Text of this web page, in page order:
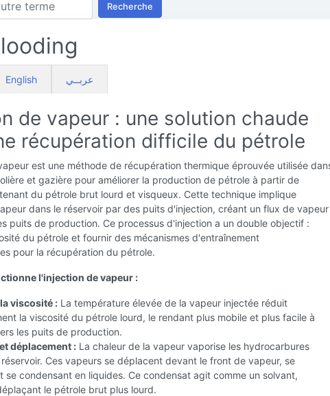
Recherche
English عربــي
de vapeur : une solution chaude
récupération difficile du pétrole
est une méthode de récupération thermique éprouvée utilisée
et gazière pour améliorer la production de pétrole à partir de
du pétrole brut lourd et visqueux. Cette technique implique
dans le réservoir par des puits d'injection, créant un flux de vapeur
puits de production. Ce processus d'injection a un double objectif :
du pétrole et fournir des mécanismes d'entraînement
pour la récupération du pétrole.
l'injection de vapeur :
viscosité : La température élevée de la vapeur injectée réduit
la viscosité du pétrole lourd, le rendant plus mobile et plus facile à
les puits de production.
déplacement : La chaleur de la vapeur vaporise les hydrocarbures
Ces vapeurs se déplacent devant le front de vapeur, se
se condensant en liquides. Ce condensat agit comme un solvant,
le pétrole brut plus lourd.